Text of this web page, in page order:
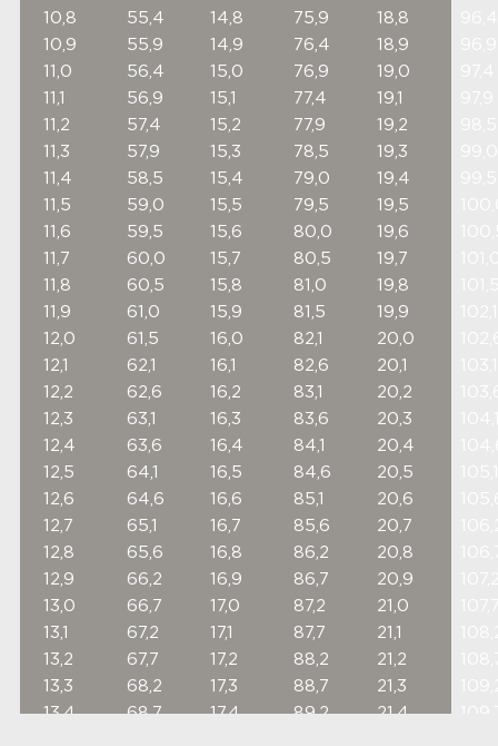
10,8
55,4 14,8 75,9 18,8
10,9
55,9 14,9 76,4 18,9
11,0
56,4 15,0 76,9 19,0
11,1
56,9 15,1 77,4 19,1
11,2
57,4 15,2 77,9 19,2
11,3
57,9 15,3 78,5 19,3
11,4
58,5 15,4 79,0 19,4
11,5
59,0 15,5 79,5 19,5
11,6
59,5 15,6 80,0 19,6
11,7
60,0 15,7 80,5 19,7
11,8
60,5 15,8 81,0 19,8
11,9
61,0 15,9 81,5 19,9
12,0
61,5 16,0 82,1 20,0
12,1
62,1 16,1 82,6 20,1
12,2
62,6 16,2 83,1 20,2
12,3
63,1 16,3 83,6 20,3
12,4
63,6 16,4 84,1 20,4
12,5
64,1 16,5 84,6 20,5
12,6
64,6 16,6 85,1 20,6
12,7
65,1 16,7 85,6 20,7
12,8
65,6 16,8 86,2 20,8
12,9
66,2 16,9 86,7 20,9
13,0
66,7 17,0 87,2 21,0
13,1
67,2 17,1 87,7 21,1
13,2
67,7 17,2 88,2 21,2
13,3
68,2 17,3 88,7 21,3
13,4
68,7 17,4 89,2 21,4